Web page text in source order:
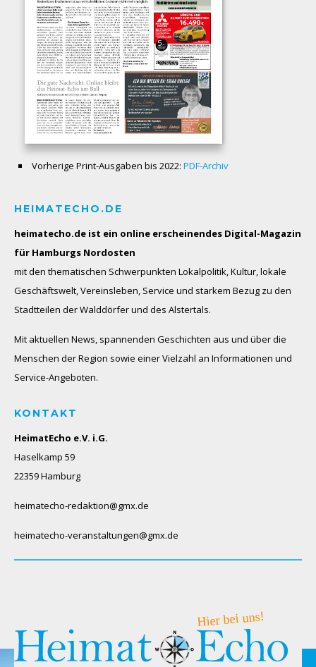
Vorherige Print-Ausgaben bis 2022: PDF-Archiv
HEIMATECHO.DE
heimatecho.de ist ein online erscheinendes Digital-Magazin
für Hamburgs Nordosten
mit den thematischen Schwerpunkten Lokalpolitik, Kultur, lokale
Geschäftswelt, Vereinsleben, Service und starkem Bezug zu den
Stadtteilen der Walddörfer und des Alstertals.
Mit aktuellen News, spannenden Geschichten aus und über die
Menschen der Region sowie einer Vielzahl an Informationen und
Service-Angeboten.
KONTAKT
HeimatEcho e.V. i.G.
Haselkamp 59
22359 Hamburg
heimatecho-redaktion@gmx.de
heimatecho-veranstaltungen@gmx.de